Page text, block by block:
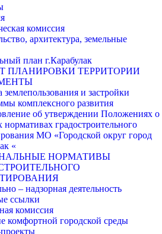
комиссия
архитектура, земельные
план г.Карабулак
ПЛАНИРОВКИ ТЕРРИТОРИИ
землепользования и застройки
комплексного развития
об утверждении Положениях о
нормативах градостроительного
МО «Городской округ город
«
НОРМАТИВЫ
– надзорная деятельность
ссылки
комиссия
комфортной городской среды